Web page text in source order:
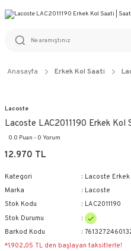
%100 ORİJİNAL
Anasayfa Erkek Kol Saati
Lacoste
Lacoste LAC2011190 Erkek Kol
0.0 Puan - 0 Yorum
12.970 TL
Kategori
Lacoste
Marka
Lacoste
Stok Kodu
LAC2011190
Stok Durumu
Barkod Kodu
*1.902,05 TL den başlayan taksitlerle!